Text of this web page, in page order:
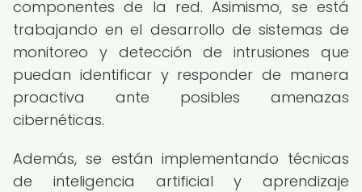
componentes de la red. Asimismo, se está
trabajando en el desarrollo de sistemas de
monitoreo y detección de intrusiones que
puedan identificar y responder de manera
proactiva ante posibles amenazas
cibernéticas.
Además, se están implementando técnicas
de inteligencia artificial y aprendizaje